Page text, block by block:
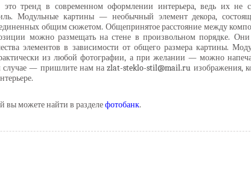
тренд в современном оформлении интерьера, ведь их не
Модульные картины — необычный элемент декора,
общим сюжетом. Общепринятое расстояние между
можно размещать на стене в произвольном порядке.
элементов в зависимости от общего размера картины.
из любой фотографии, а при желании — можно
случае — пришлите нам наzlat-steklo-stil@mail.ru изображения,
вы можете найти в разделефотобанк.